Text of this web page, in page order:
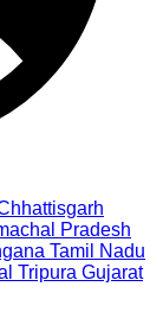
Pradesh
Tamil Nadu
Tripura Gujarat